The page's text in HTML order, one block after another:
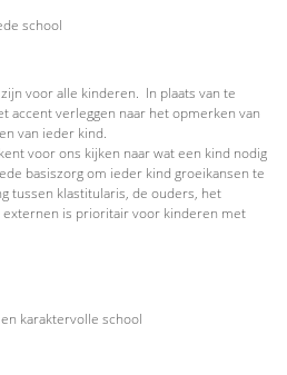
school
voor alle kinderen. In plaats van te
accent verleggen naar het opmerken van
van ieder kind.
voor ons kijken naar wat een kind nodig
basiszorg om ieder kind groeikansen te
tussen klastitularis, de ouders, het
externen is prioritair voor kinderen met
karaktervolle school